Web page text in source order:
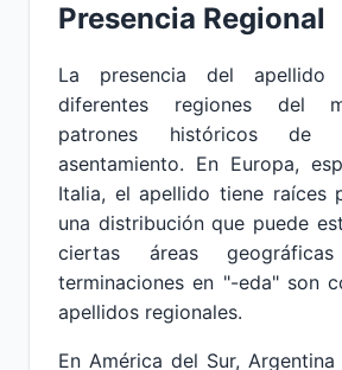
Presencia Regional
La presencia del apellido
diferentes regiones del
patrones históricos de
asentamiento. En Europa,
Italia, el apellido tiene raíces
una distribución que puede
ciertas áreas
terminaciones en "-eda" son
apellidos regionales.
En América del Sur,